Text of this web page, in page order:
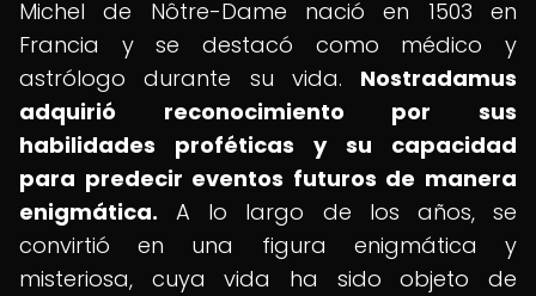
Michel de Nôtre-Dame nació en 1503 en
Francia y se destacó como médico y
astrólogo durante su vida. Nostradamus
adquirió reconocimiento por sus
habilidades proféticas y su capacidad
para predecir eventos futuros de manera
enigmática. A lo largo de los años, se
convirtió en una figura enigmática y
misteriosa, cuya vida ha sido objeto de